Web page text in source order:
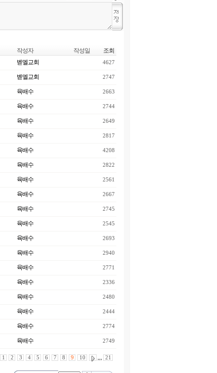
작성자 작성일 조회
벧엘교회 4627
벧엘교회 2747
육배수 2663
육배수 2744
육배수 2649
육배수 2817
육배수 4208
육배수 2822
육배수 2561
육배수 2667
육배수 2745
육배수 2545
육배수 2693
육배수 2940
육배수 2771
육배수 2336
육배수 2480
육배수 2444
육배수 2774
육배수 2749
1 2 3 4 5 6 7 8 9 10 ,,, 21